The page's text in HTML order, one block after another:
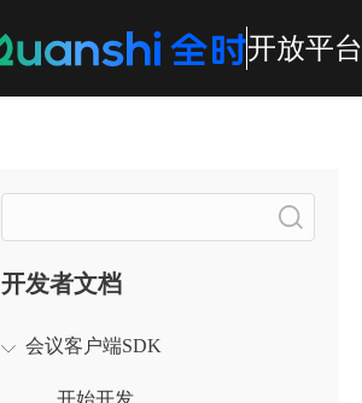
开放平台
开发者文档
会议客户端SDK
开始开发